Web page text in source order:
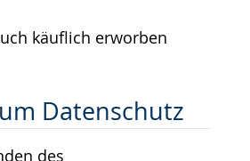
käuflich erworben
Datenschutz
des